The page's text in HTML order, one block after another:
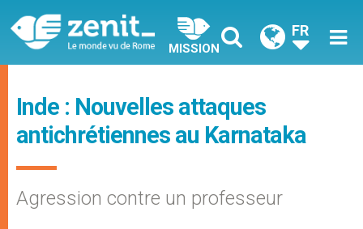
MISSION
FR
Inde : Nouvelles attaques
antichrétiennes au Karnataka
Agression contre un professeur